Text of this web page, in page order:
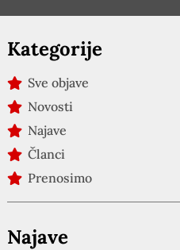
Kategorije
Sve objave
Novosti
Najave
Članci
Prenosimo
Najave